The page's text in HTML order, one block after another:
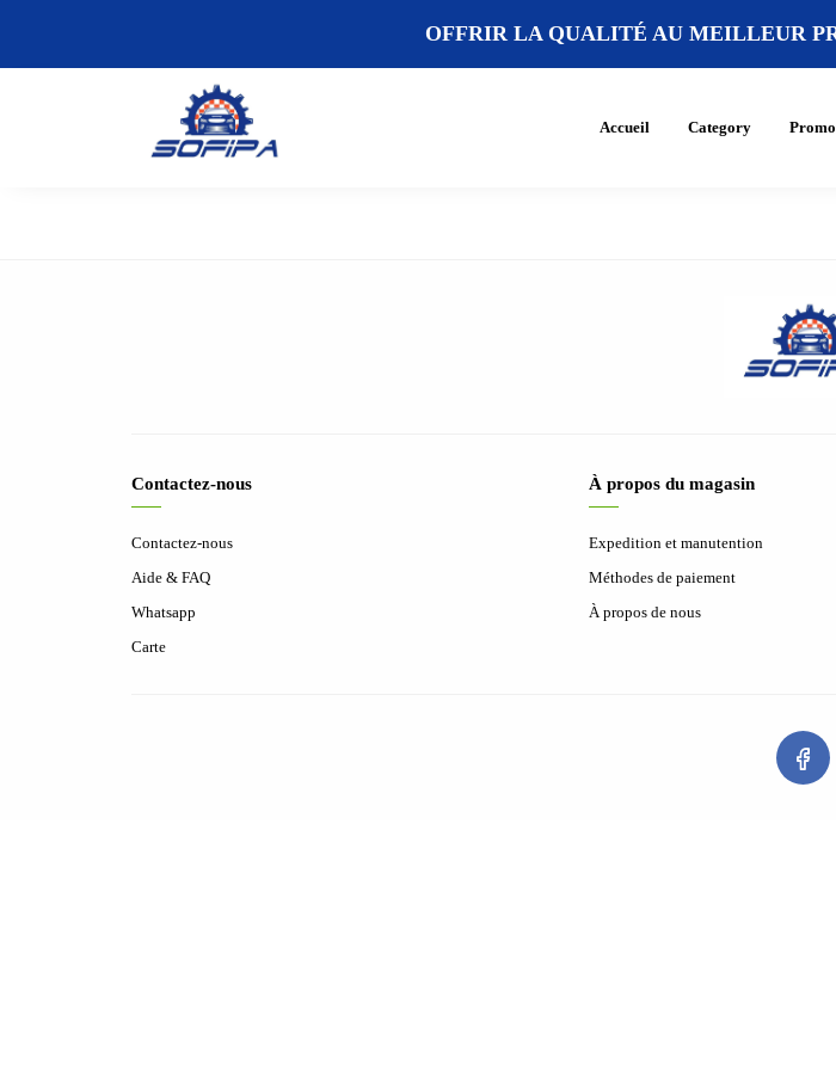
OFFRIR LA QUALITÉ AU MEILLEUR
Accueil Category
Contactez-nous
Contactez-nous
Aide & FAQ
Whatsapp
Carte
À propos du magasin
Expedition et manutention
Méthodes de paiement
À propos de nous